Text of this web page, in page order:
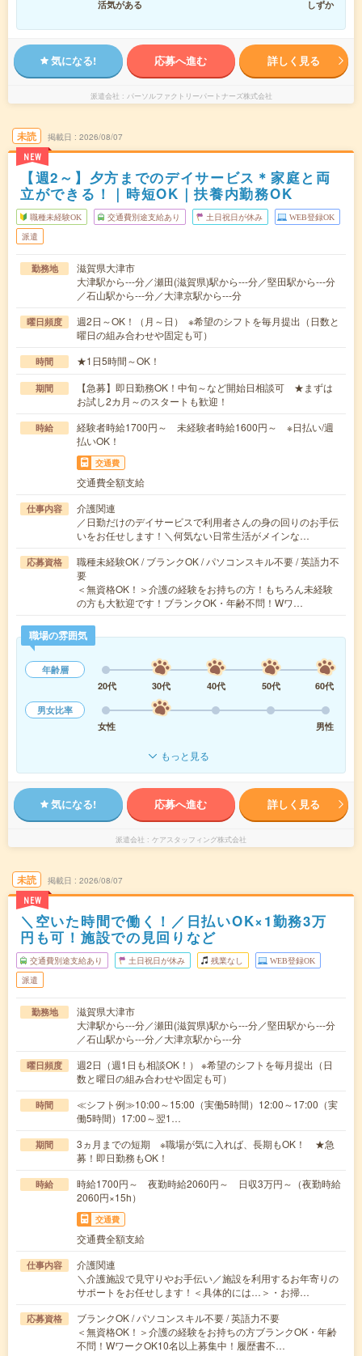
活気がある
しずか
気になる! 応募へ進む 詳しく見る
派遣会社 パーソルファクトリーパートナーズ株式会社
未読
NEW
掲載日 2026/08/07
【週2～】夕方までのデイサービス＊家庭と両
立ができる！｜時短OK｜扶養内勤務OK
職種未経験OK 交通費別途支給あり 土日祝日が休み WEB登録OK
派遣
勤務地
滋賀県大津市
大津駅から---分／瀬田(滋賀県)駅から---分／堅田駅から---分
／石山駅から---分／大津京駅から---分
曜日頻度
週2日～OK！（月～日） ※希望のシフトを毎月提出（日数と
曜日の組み合わせや固定も可）
時間 ★1日5時間～OK！
期間
【急募】即日勤務OK！中旬～など開始日相談可 ★まずは
お試し2カ月～のスタートも歓迎！
時給
経験者時給1700円～ 未経験者時給1600円～ ※日払い/週
払いOK！
交通費
交通費全額支給
仕事内容
介護関連
／日勤だけのデイサービスで利用者さんの身の回りのお手伝
いをお任せします！＼何気ない日常生活がメインな…
応募資格
職種未経験OK / ブランクOK / パソコンスキル不要 / 英語力不
要
＜無資格OK！＞介護の経験をお持ちの方！もちろん未経験
の方も大歓迎です！ブランクOK・年齢不問！Wワ…
職場の雰囲気
年齢層
20代
30代 40代 50代
60代
男女比率
女性
男性
もっと見る
気になる! 応募へ進む 詳しく見る
派遣会社 ケアスタッフィング株式会社
未読
NEW
掲載日 2026/08/07
＼空いた時間で働く！／日払いOK×1勤務3万
円も可！施設での見回りなど
交通費別途支給あり 土日祝日が休み 残業なし WEB登録OK
派遣
勤務地
滋賀県大津市
大津駅から---分／瀬田(滋賀県)駅から---分／堅田駅から---分
／石山駅から---分／大津京駅から---分
曜日頻度
週2日（週1日も相談OK！） ※希望のシフトを毎月提出（日
数と曜日の組み合わせや固定も可）
時間
≪シフト例≫10:00～15:00（実働5時間）12:00～17:00（実
働5時間）17:00～翌1…
期間
3ヵ月までの短期 ※職場が気に入れば、長期もOK！ ★急
募！即日勤務もOK！
時給
時給1700円～ 夜勤時給2060円～ 日収3万円～（夜勤時給
2060円×15h）
交通費
交通費全額支給
仕事内容
介護関連
＼介護施設で見守りやお手伝い／施設を利用するお年寄りの
サポートをお任せします！＜具体的には…＞・お掃…
応募資格
ブランクOK / パソコンスキル不要 / 英語力不要
＜無資格OK！＞介護の経験をお持ちの方ブランクOK・年齢
不問！WワークOK10名以上募集中！履歴書不…